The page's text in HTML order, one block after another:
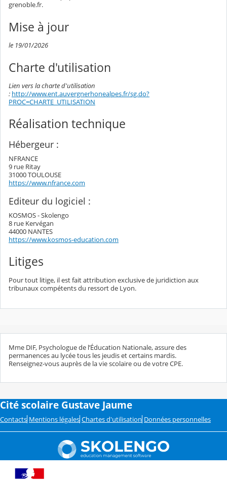
grenoble.fr.
Mise à jour
le 19/01/2026
Charte d'utilisation
Lien vers la charte d'utilisation
: http://www.ent.auvergnerhonealpes.fr/sg.do?
PROC=CHARTE_UTILISATION
Réalisation technique
Hébergeur :
NFRANCE
9 rue Ritay
31000 TOULOUSE
https://www.nfrance.com
Editeur du logiciel :
KOSMOS - Skolengo
8 rue Kervégan
44000 NANTES
https://www.kosmos-education.com
Litiges
Pour tout litige, il est fait attribution exclusive de juridiction aux
tribunaux compétents du ressort de Lyon.
Mme DIF, Psychologue de l’Éducation Nationale, assure des
permanences au lycée tous les jeudis et certains mardis.
Renseignez-vous auprès de la vie scolaire ou de votre CPE.
Cité scolaire Gustave Jaume
Contacts Mentions légales Chartes d'utilisation Données personnelles